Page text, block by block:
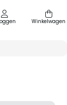
Winkelwagen